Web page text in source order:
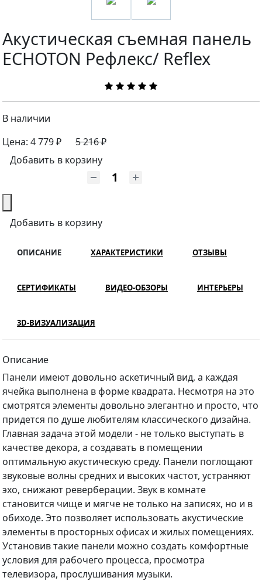
Акустическая съемная панель
ECHOTON Рефлекс/ Reflex
В наличии
Цена: 4 779 ₽
5 216 ₽
Добавить в корзину
Добавить в корзину
ОПИСАНИЕ ХАРАКТЕРИСТИКИ ОТЗЫВЫ
СЕРТИФИКАТЫ ВИДЕО-ОБЗОРЫ ИНТЕРЬЕРЫ
3D-ВИЗУАЛИЗАЦИЯ
Описание
Панели имеют довольно аскетичный вид, а каждая
ячейка выполнена в форме квадрата. Несмотря на это
смотрятся элементы довольно элегантно и просто, что
придется по душе любителям классического дизайна.
Главная задача этой модели - не только выступать в
качестве декора, а создавать в помещении
оптимальную акустическую среду. Панели поглощают
звуковые волны средних и высоких частот, устраняют
эхо, снижают реверберации. Звук в комнате
становится чище и мягче не только на записях, но и в
обиходе. Это позволяет использовать акустические
элементы в просторных офисах и жилых помещениях.
Установив такие панели можно создать комфортные
условия для рабочего процесса, просмотра
телевизора, прослушивания музыки.